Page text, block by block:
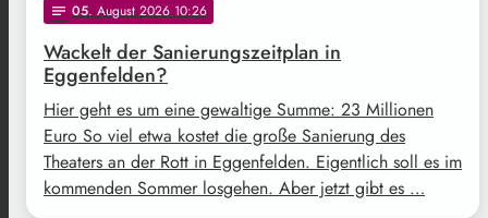
notes 05. August 2026 10:26
Wackelt der Sanierungszeitplan in
Eggenfelden?
Hier geht es um eine gewaltige Summe: 23 Millionen
Euro So viel etwa kostet die große Sanierung des
Theaters an der Rott in Eggenfelden. Eigentlich soll es im
kommenden Sommer losgehen. Aber jetzt gibt es …